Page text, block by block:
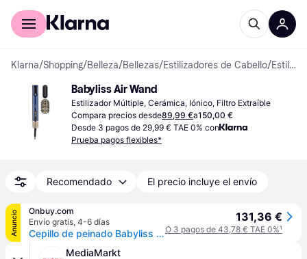
Comprar con Klarna
Klarna/Shopping/Belleza/Bellezas/Estilizadores de Cabello/ Estilizadores Múltiples
Babyliss Air Wand
Estilizador Múltiple, Cerámica, Iónico, Filtro Extraíble
Compara precios desde89,99 €a150,00 €
Desde 3 pagos de 29,99 € TAE 0% con
Prueba pagos flexibles*
Recomendado El precio incluye el envío
Anuncio
Onbuy.com
Envío gratis, 4-6 días
Cepillo de peinado Babyliss AS6550E – Varita de aire multistyler – Secador de pelo, plancha y moldeador. Todo en uno.
131,36 €
O 3 pagos de 43,78 € TAE 0%¹
MediaMarkt